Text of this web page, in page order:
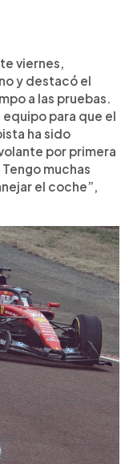
viernes,
y destacó el
a las pruebas.
para que el
ha sido
por primera
muchas
el coche”,